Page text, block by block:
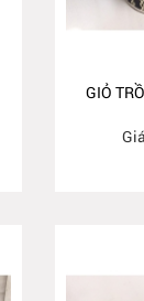
GIỎ